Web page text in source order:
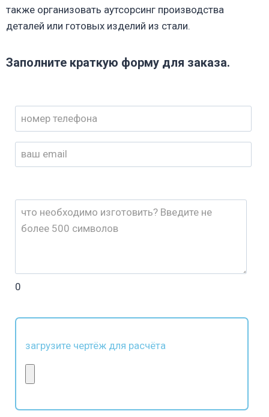
также организовать аутсорсинг производства
деталей или готовых изделий из стали.
Заполните краткую форму для заказа.
0
загрузите чертёж для расчёта